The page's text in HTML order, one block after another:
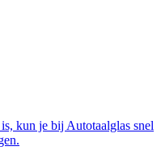
kun je bij Autotaalglas snel